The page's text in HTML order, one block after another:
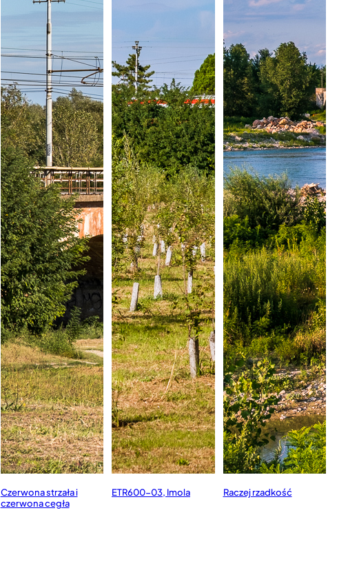
Czerwona strzała i
czerwona cegła
ETR600-03, Imola Raczej rzadkość